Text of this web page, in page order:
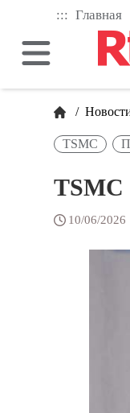
main
content
::: Главная
/
TSMC
TSMC
10/06/2026